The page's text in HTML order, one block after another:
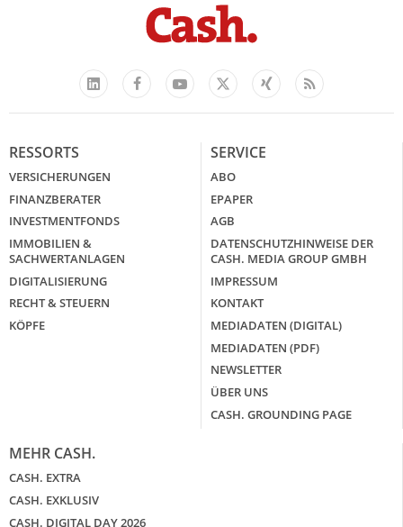
LinkedIn
FacebookYouTube
X
Xing Feed
RESSORTS
VERSICHERUNGEN
FINANZBERATER
INVESTMENTFONDS
IMMOBILIEN &
SACHWERTANLAGEN
DIGITALISIERUNG
RECHT & STEUERN
KÖPFE
SERVICE
ABO
EPAPER
AGB
DATENSCHUTZHINWEISE DER
CASH. MEDIA GROUP GMBH
IMPRESSUM
KONTAKT
MEDIADATEN (DIGITAL)
MEDIADATEN (PDF)
NEWSLETTER
ÜBER UNS
CASH. GROUNDING PAGE
MEHR CASH.
CASH. EXTRA
CASH. EXKLUSIV
CASH. DIGITAL DAY 2026